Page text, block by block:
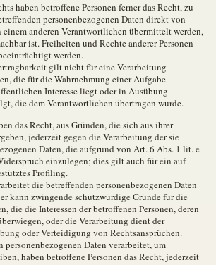
haben betroffene Personen ferner das Recht, zu
personenbezogenen Daten direkt von
anderen Verantwortlichen übermittelt werden,
ist. Freiheiten und Rechte anderer Personen
werden.
gilt nicht für eine Verarbeitung
die für die Wahrnehmung einer Aufgabe
Interesse liegt oder in Ausübung
die dem Verantwortlichen übertragen wurde.
das Recht, aus Gründen, die sich aus ihrer
jederzeit gegen die Verarbeitung der sie
Daten, die aufgrund von Art. 6 Abs. 1 lit. e
einzulegen; dies gilt auch für ein auf
Profiling.
die betreffenden personenbezogenen Daten
kann zwingende schutzwürdige Gründe für die
die die Interessen der betroffenen Personen, deren
oder die Verarbeitung dient der
oder Verteidigung von Rechtsansprüchen.
personenbezogenen Daten verarbeitet, um
haben betroffene Personen das Recht, jederzeit